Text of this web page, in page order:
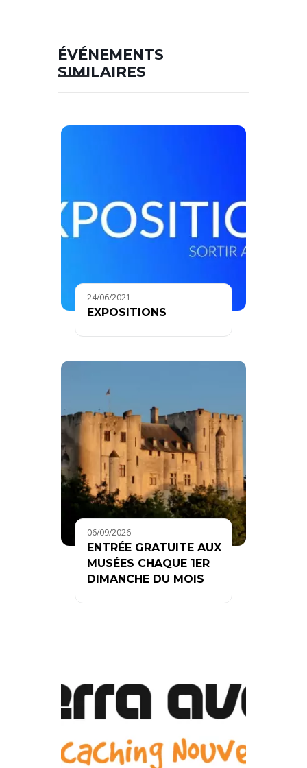
ÉVÉNEMENTS
SIMILAIRES
24/06/2021
EXPOSITIONS
06/09/2026
ENTRÉE GRATUITE AUX
MUSÉES CHAQUE 1ER
DIMANCHE DU MOIS